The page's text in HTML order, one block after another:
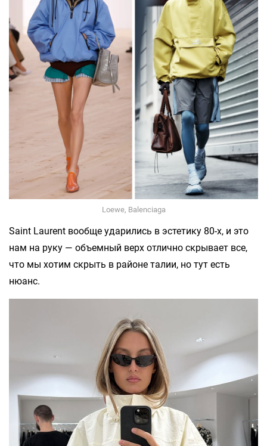
Loewe, Balenciaga
Saint Laurent вообще ударились в эстетику 80-х, и это
нам на руку — объемный верх отлично скрывает все,
что мы хотим скрыть в районе талии, но тут есть
нюанс.